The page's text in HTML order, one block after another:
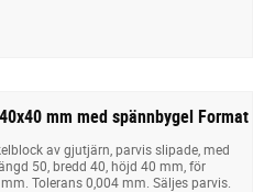
mm med spännbygel Format
av gjutjärn, parvis slipade, med
50, bredd 40, höjd 40 mm, för
Tolerans 0,004 mm. Säljes parvis.